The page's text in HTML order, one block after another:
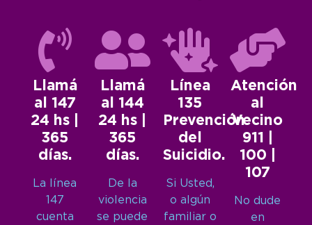
Llamá
al 147
24 hs |
365
días.
La línea
147
cuenta
Llamá
al 144
24 hs |
365
días.
De la
violencia
se puede
Línea
135
Prevención
del
Suicidio.
Si Usted,
o algún
familiar o
Atención
al
Vecino
911 |
100 |
107
No dude
en